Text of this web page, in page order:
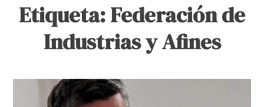
Etiqueta:Federación de
Industrias y Afines